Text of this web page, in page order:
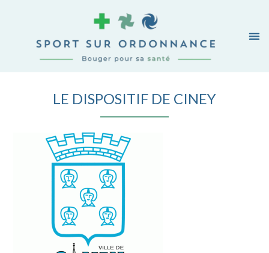
LE DISPOSITIF DE CINEY